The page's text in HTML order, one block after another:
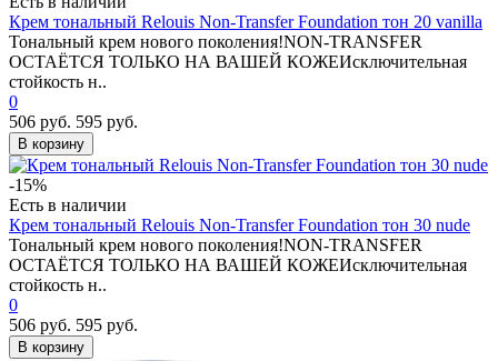
Крем тональный Relouis Non-Transfer Foundation тон 20 vanilla
Тональный крем нового поколения!NON-TRANSFER
ОСТАЁТСЯ ТОЛЬКО НА ВАШЕЙ КОЖЕИсключительная
стойкость н..
0
506 руб. 595 руб.
В корзину
-15%
Есть в наличии
Крем тональный Relouis Non-Transfer Foundation тон 30 nude
Тональный крем нового поколения!NON-TRANSFER
ОСТАЁТСЯ ТОЛЬКО НА ВАШЕЙ КОЖЕИсключительная
стойкость н..
0
506 руб. 595 руб.
В корзину